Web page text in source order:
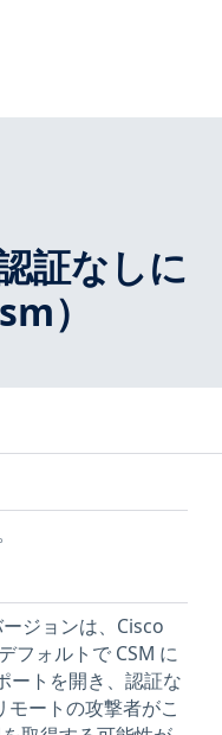
証なしに
）
ジョンは、Cisco
フォルトで CSM に
ートを開き、認証な
モートの攻撃者がこ